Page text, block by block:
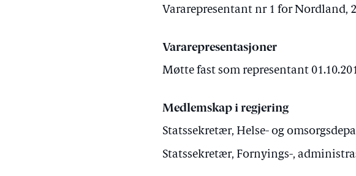
Vararepresentant nr 1 for Nordland,
Vararepresentasjoner
Møtte fast som representant
Medlemskap i regjering
Statssekretær, Helse- og
Statssekretær, Fornyings-,